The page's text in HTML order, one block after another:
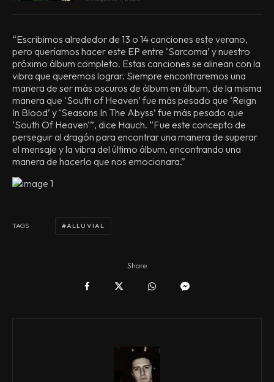
“Escribimos alrededor de 13 o 14 canciones este verano,
pero queríamos hacer este EP entre ‘Sarcoma’ y nuestro
próximo álbum completo. Estas canciones se alinean con la
vibra que queremos lograr. Siempre encontraremos una
manera de ser más oscuros de álbum en álbum, de la misma
manera que ‘South of Heaven’ fue más pesado que ‘Reign
In Blood’ y ‘Seasons In The Abyss’ fue más pesado que
‘South Of Heaven'”, dice Hauch. “Fue este concepto de
perseguir al dragón para encontrar una manera de superar
el mensaje y la vibra del último álbum, encontrando una
manera de hacerlo que nos emocionara.”
TAGS ALLUVIAL
Share